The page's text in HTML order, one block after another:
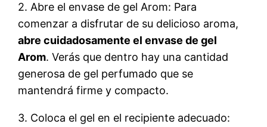
2. Abre el envase de gel Arom: Para
comenzar a disfrutar de su delicioso aroma,
abre cuidadosamente el envase de gel
Arom. Verás que dentro hay una cantidad
generosa de gel perfumado que se
mantendrá firme y compacto.
3. Coloca el gel en el recipiente adecuado: